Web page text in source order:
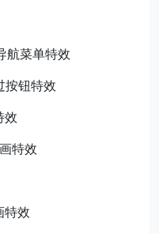
航菜单特效
按钮特效
效
特效
特效